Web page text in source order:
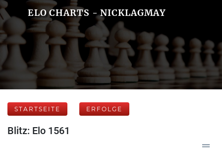
ELO CHARTS - NICKLAGMAY
STARTSEITE ERFOLGE
Blitz: Elo 1561